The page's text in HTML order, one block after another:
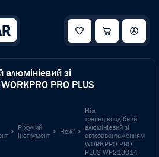
алюмініевий зі
PRO PLUS
Ріжучий
інструмент
Ножі
Ніж
трапецієподібний
алюмініевий зі
автозавантаженням
WORKPRO PRO
PLUS WP213014